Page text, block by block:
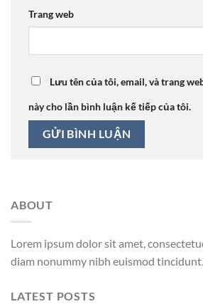
Trang web
Lưu tên của tôi, email, và trang
này cho lần bình luận kế tiếp của tôi.
ABOUT
Lorem ipsum dolor sit amet,
diam nonummy nibh euismod tincidunt.
LATEST POSTS